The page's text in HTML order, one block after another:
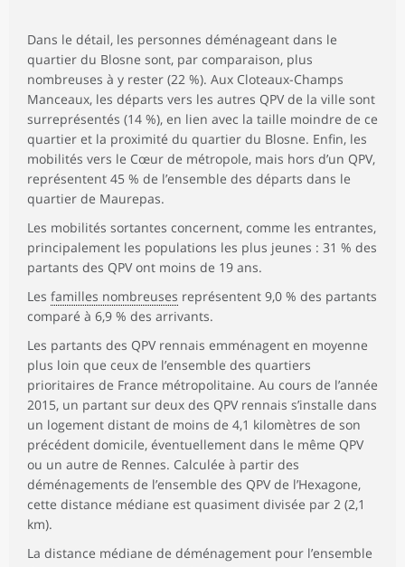
Dans le détail, les personnes déménageant dans le
quartier du Blosne sont, par comparaison, plus
nombreuses à y rester (22 %). Aux Cloteaux-Champs
Manceaux, les départs vers les autres QPV de la ville sont
surreprésentés (14 %), en lien avec la taille moindre de ce
quartier et la proximité du quartier du Blosne. Enfin, les
mobilités vers le Cœur de métropole, mais hors d’un QPV,
représentent 45 % de l’ensemble des départs dans le
quartier de Maurepas.
Les mobilités sortantes concernent, comme les entrantes,
principalement les populations les plus jeunes : 31 % des
partants des QPV ont moins de 19 ans.
Les familles nombreuses représentent 9,0 % des partants
comparé à 6,9 % des arrivants.
Les partants des QPV rennais emménagent en moyenne
plus loin que ceux de l’ensemble des quartiers
prioritaires de France métropolitaine. Au cours de l’année
2015, un partant sur deux des QPV rennais s’installe dans
un logement distant de moins de 4,1 kilomètres de son
précédent domicile, éventuellement dans le même QPV
ou un autre de Rennes. Calculée à partir des
déménagements de l’ensemble des QPV de l’Hexagone,
cette distance médiane est quasiment divisée par 2 (2,1
km).
La distance médiane de déménagement pour l’ensemble